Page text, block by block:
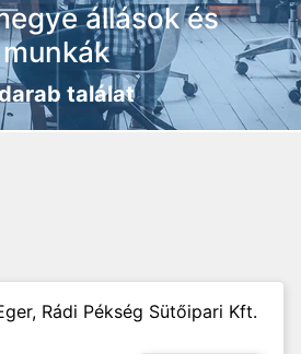
állások és
munkák
találat
Rádi Pékség Sütőipari Kft.